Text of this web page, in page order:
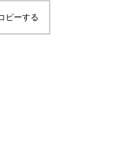
ピーする